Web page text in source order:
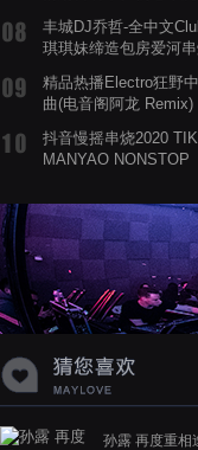
丰城DJ乔哲-全中文
琪琪妹缔造包房爱河
精品热播Electro狂野
曲(电音阁阿龙 Remix)
抖音慢摇串烧2020
MANYAO NONSTOP
蝉爸爸妈妈爱存在夏
声音啊
孙露 再度重相